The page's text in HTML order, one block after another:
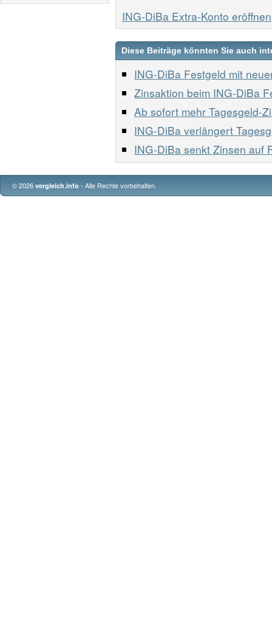
ING-DiBa Extra-Konto eröffnen
Diese Beiträge könnten Sie auch
ING-DiBa Festgeld mit
Zinsaktion beim ING-DiBa
Ab sofort mehr Tagesgeld-
ING-DiBa verlängert
ING-DiBa senkt Zinsen auf
© 2026 vergleich.info - Alle Rechte vorbehalten.